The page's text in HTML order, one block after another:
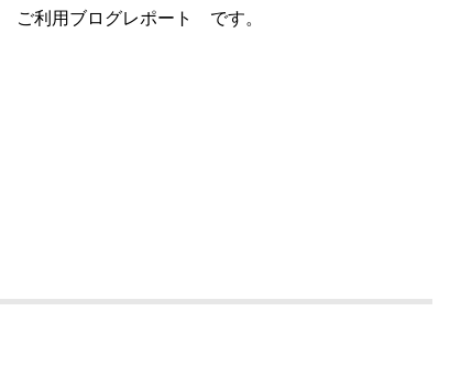
ご利用ブログレポート です。